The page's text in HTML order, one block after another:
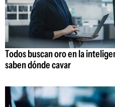
Todos buscan oro en la
saben dónde cavar